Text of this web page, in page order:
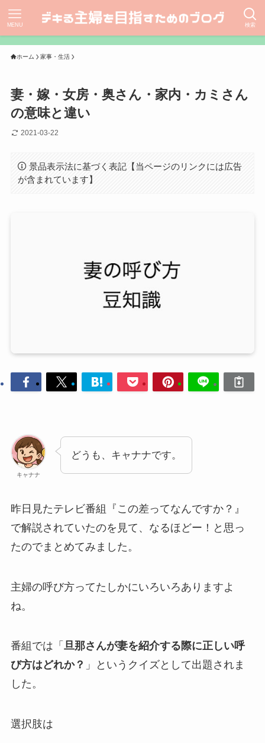
検索
MENU
ホーム 家事・生活
妻・嫁・女房・奥さん・家内・カミさん
の意味と違い
2021-03-22
景品表示法に基づく表記【当ページのリンクには広告
が含まれています】
キャナナ
どうも、キャナナです。
昨日見たテレビ番組『この差ってなんですか？』
で解説されていたのを見て、なるほどー！と思っ
たのでまとめてみました。
主婦の呼び方ってたしかにいろいろありますよ
ね。
番組では「 旦那さんが妻を紹介する際に正しい呼
び方はどれか？ 」というクイズとして出題されま
した。
選択肢は